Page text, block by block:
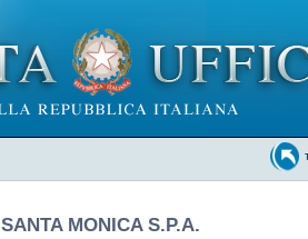
SANTA MONICA S.P.A.